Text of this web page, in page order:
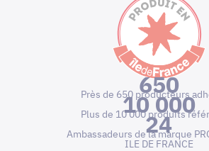
650
Près de 650 producteurs
10 000
Plus de 10 000 produits
24
Ambassadeurs de la marque
ILE DE FRANCE